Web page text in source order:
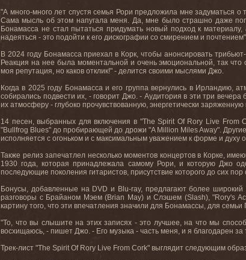
"А много-много лет спустя семья Рори предложила мне задуматься
Сама мысль об этом напугала меня. Да, мне было страшно даже
Бонамасса не стал пытаться придумать новый подход к
надеяться - это подойти к его дискографии со смирением и
В 2024 году Бонамасса приехал в Корк, чтобы анонсировать
Реакция на нее была моментальной и очень эмоциональной, так
моя репутация, но каков отклик!" - делится своими мыслями Джо.
Когда в 2025 году Бонамасса и его группа вернулись в
собирались подвести их, - говорит Джо. - Аудитория в эти три
их атмосферу - глубоко прочувствованную, энергетически
14 песен, выбранных для включения в "The Spirit Of Rory Live From
"Bullfrog Blues" до пробирающей до дрожи "A Million Miles Away".
исполняется с огоньком и с максимальным уважением к форме и духу
Также релиз запечатлел несколько моментов концертов в Корке,
1930 года, которая принадлежала самому Рори, и которую Джо
последующие поколения гитаристов, присутствие которого до сих
Бонусы, добавленные на DVD и Blu-ray, предлагают более
разговоры с Брайаном Мэем (Brian May) и Слэшем (Slash), "Rory's
картину того, что эти впечатления значили для Бонамассы, для
"То, что вы слышите на этих записях - это лучшее, на что мы
восхищаюсь, - пишет Джо. - Его музыка - часть меня, и я благодарен
Трек-лист "The Spirit Of Rory Live From Cork" выглядит следующим